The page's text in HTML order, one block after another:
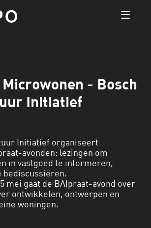
- Bosch
Initiatief
Initiatief organiseert
avonden: lezingen om
in vastgoed te informeren,
bediscussiëren.
mei gaat de BAIpraat-avond over
ontwikkelen, ontwerpen en
woningen.